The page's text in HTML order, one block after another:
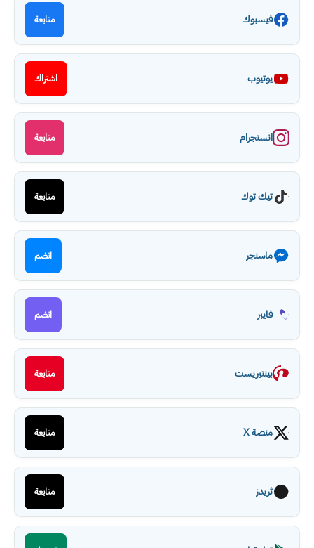
فيسبوك متابعة
يوتيوب اشتراك
انستجرام متابعة
تيك توك متابعة
ماسنجر انضم
فايبر انضم
بينتيريست متابعة
منصة X متابعة
ثريدز متابعة